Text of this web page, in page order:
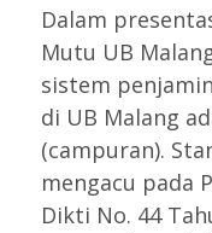
Dalam
Mutu UB
sistem
di UB Malang
(campuran).
mengacu pada
Dikti No. 44